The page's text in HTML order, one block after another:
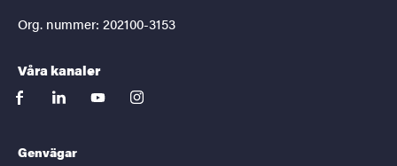
Org. nummer: 202100-3153
Våra kanaler
facebooklinkedinyoutubeinstagram
Genvägar